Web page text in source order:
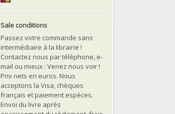
Sale conditions
Passez votre commande sans
intermédiaire à la librairie !
Contactez nous par téléphone, e-
mail ou mieux : Venez nous voir !
Prix nets en euros. Nous
acceptons la Visa, chèques
français et paiement espèces.
Envoi du livre après